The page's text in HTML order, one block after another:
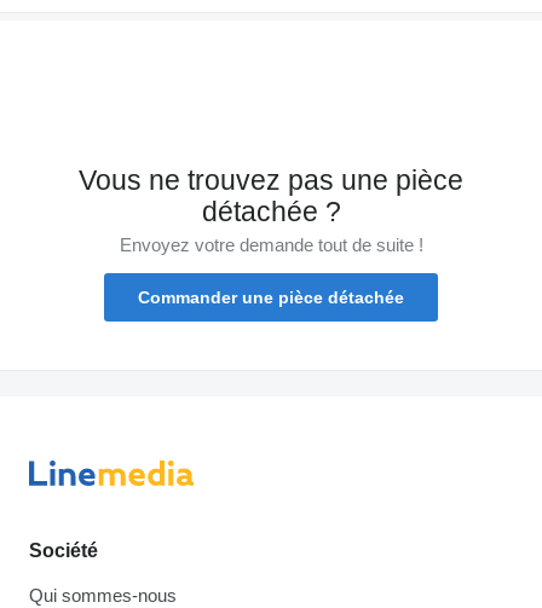
Vous ne trouvez pas une pièce
détachée ?
Envoyez votre demande tout de suite !
Commander une pièce détachée
Société
Qui sommes-nous